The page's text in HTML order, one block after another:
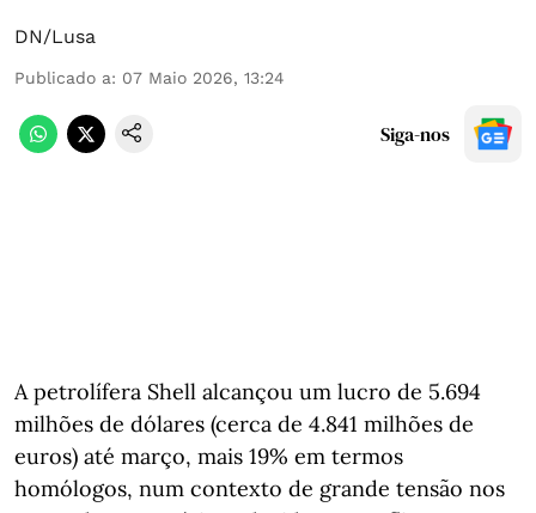
DN/Lusa
Publicado a: 07 Maio 2026, 13:24
Siga-nos
A petrolífera Shell alcançou um lucro de 5.694
milhões de dólares (cerca de 4.841 milhões de
euros) até março, mais 19% em termos
homólogos, num contexto de grande tensão nos